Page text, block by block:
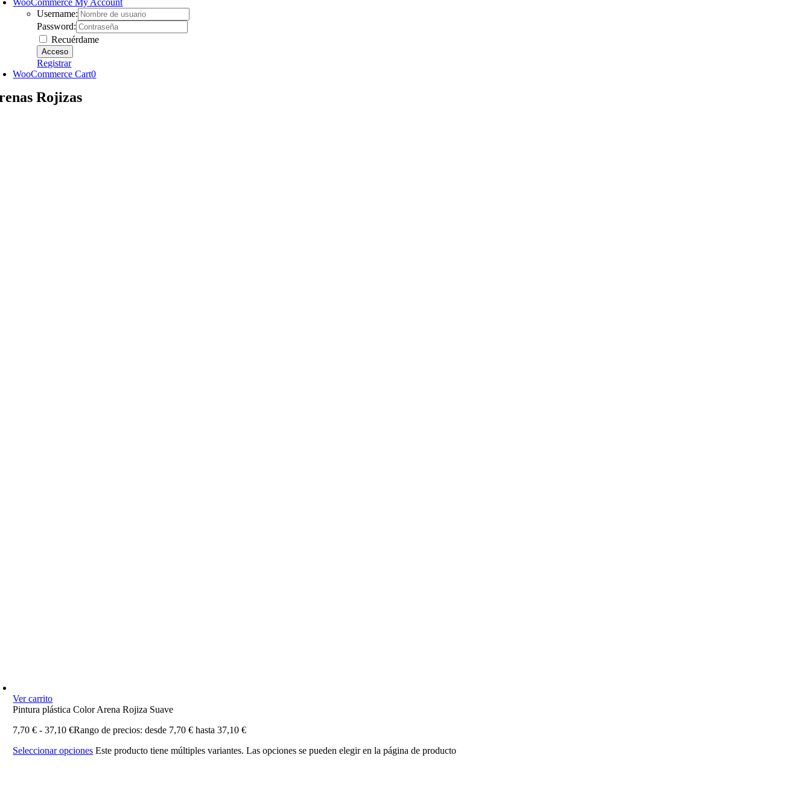
WooCommerce My Account
Username:
Password:
Recuérdame
Registrar
WooCommerce Cart0
Rojizas
Ver carrito
Pintura plástica Color Arena Rojiza Suave
7,70€ - 37,10€Rango de precios: desde 7,70 € hasta 37,10 €
Seleccionar opciones Este producto tiene múltiples variantes. Las opciones se pueden elegir en la página de producto